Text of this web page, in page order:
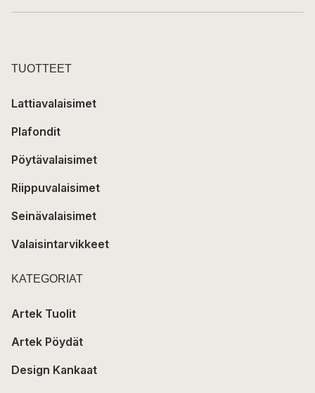
TUOTTEET
Lattiavalaisimet
Plafondit
Pöytävalaisimet
Riippuvalaisimet
Seinävalaisimet
Valaisintarvikkeet
KATEGORIAT
Artek Tuolit
Artek Pöydät
Design Kankaat